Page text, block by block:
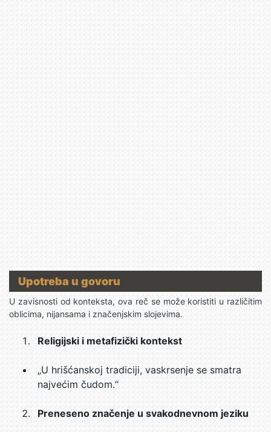
Upotreba u govoru
U zavisnosti od konteksta, ova reč se može koristiti u različitim
oblicima, nijansama i značenjskim slojevima.
Religijski i metafizički kontekst
„U hrišćanskoj tradiciji, vaskrsenje se smatra
najvećim čudom.“
Preneseno značenje u svakodnevnom jeziku